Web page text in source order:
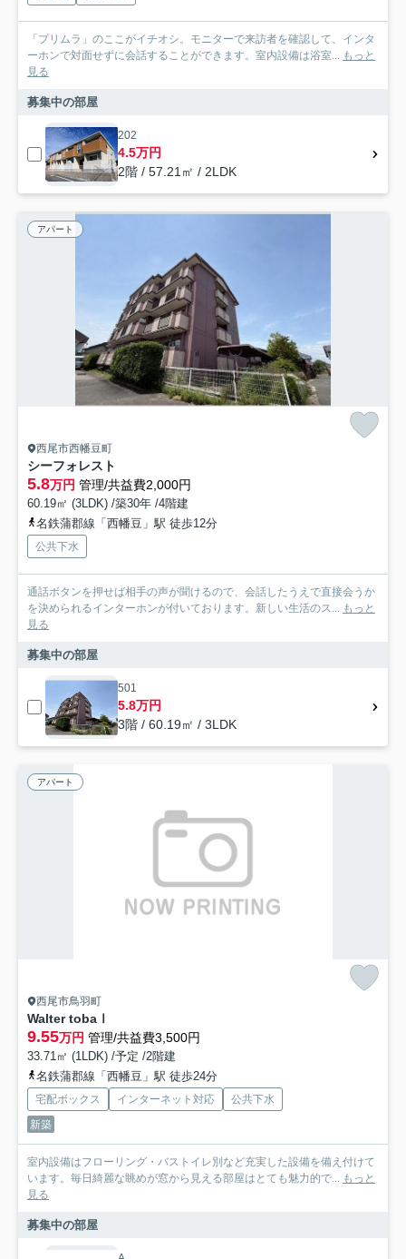
「プリムラ」のここがイチオシ。モニターで来訪者を確認して、インタ
ーホンで対面せずに会話することができます。室内設備は浴室... もっと
見る
募集中の部屋
202
4.5万円
2階 / 57.21㎡ / 2LDK
アパート
西尾市西幡豆町
シーフォレスト
5.8万円 管理/共益費2,000円
60.19㎡ (3LDK) /築30年 /4階建
名鉄蒲郡線「西幡豆」駅 徒歩12分
公共下水
通話ボタンを押せば相手の声が聞けるので、会話したうえで直接会うか
を決められるインターホンが付いております。新しい生活のス... もっと
見る
募集中の部屋
501
5.8万円
3階 / 60.19㎡ / 3LDK
アパート
西尾市鳥羽町
Walter tobaⅠ
9.55万円 管理/共益費3,500円
33.71㎡ (1LDK) /予定 /2階建
名鉄蒲郡線「西幡豆」駅 徒歩24分
宅配ボックス インターネット対応
公共下水
新築
室内設備はフローリング・バストイレ別など充実した設備を備え付けて
います。毎日綺麗な眺めが窓から見える部屋はとても魅力的で... もっと
見る
募集中の部屋